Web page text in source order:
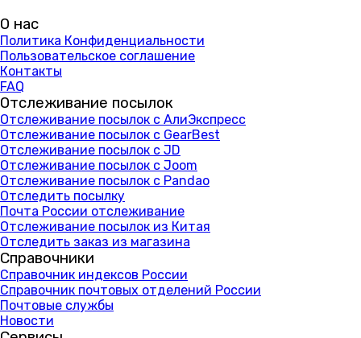
О нас
Политика Конфиденциальности
Пользовательское соглашение
Контакты
FAQ
Отслеживание посылок
Отслеживание посылок с АлиЭкспресс
Отслеживание посылок с GearBest
Отслеживание посылок с JD
Отслеживание посылок с Joom
Отслеживание посылок с Pandao
Отследить посылку
Почта России отслеживание
Отслеживание посылок из Китая
Отследить заказ из магазина
Справочники
Справочник индексов России
Справочник почтовых отделений России
Почтовые службы
Новости